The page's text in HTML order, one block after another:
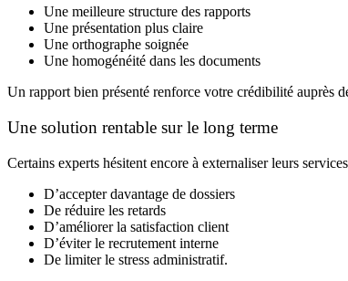
Une meilleure structure des rapports
Une présentation plus claire
Une orthographe soignée
Une homogénéité dans les documents
Un rapport bien présenté renforce votre crédibilité auprès
Une solution rentable sur le long terme
Certains experts hésitent encore à externaliser leurs
D’accepter davantage de dossiers
De réduire les retards
D’améliorer la satisfaction client
D’éviter le recrutement interne
De limiter le stress administratif.